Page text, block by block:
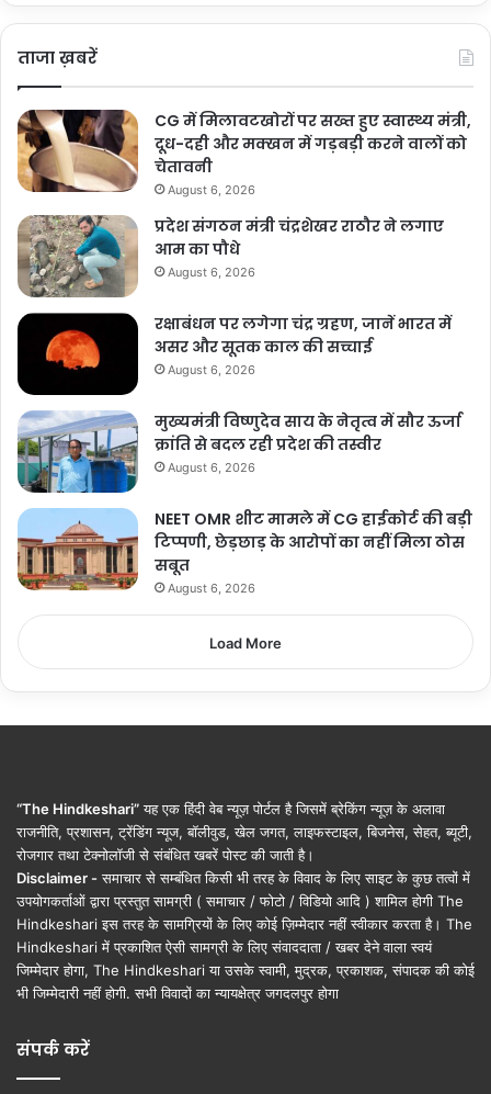
ताजा ख़बरें
CG में मिलावटखोरों पर सख्त हुए स्वास्थ्य मंत्री,
दूध-दही और मक्खन में गड़बड़ी करने वालों को
चेतावनी
August 6, 2026
प्रदेश संगठन मंत्री चंद्रशेखर राठौर ने लगाए
आम का पौधे
August 6, 2026
रक्षाबंधन पर लगेगा चंद्र ग्रहण, जानें भारत में
असर और सूतक काल की सच्चाई
August 6, 2026
मुख्यमंत्री विष्णुदेव साय के नेतृत्व में सौर ऊर्जा
क्रांति से बदल रही प्रदेश की तस्वीर
August 6, 2026
NEET OMR शीट मामले में CG हाईकोर्ट की बड़ी
टिप्पणी, छेड़छाड़ के आरोपों का नहीं मिला ठोस
सबूत
August 6, 2026
Load More
“The Hindkeshari”यह एक हिंदी वेब न्यूज़ पोर्टल है जिसमें ब्रेकिंग न्यूज़ के अलावा
राजनीति, प्रशासन, ट्रेंडिंग न्यूज, बॉलीवुड, खेल जगत, लाइफस्टाइल, बिजनेस, सेहत, ब्यूटी,
रोजगार तथा टेक्नोलॉजी से संबंधित खबरें पोस्ट की जाती है।
Disclaimer - समाचार से सम्बंधित किसी भी तरह के विवाद के लिए साइट के कुछ तत्वों में
उपयोगकर्ताओं द्वारा प्रस्तुत सामग्री ( समाचार / फोटो / विडियो आदि ) शामिल होगी The
Hindkeshari इस तरह के सामग्रियों के लिए कोई ज़िम्मेदार नहीं स्वीकार करता है। The
Hindkeshari में प्रकाशित ऐसी सामग्री के लिए संवाददाता / खबर देने वाला स्वयं
जिम्मेदार होगा, The Hindkeshari या उसके स्वामी, मुद्रक, प्रकाशक, संपादक की कोई
भी जिम्मेदारी नहीं होगी. सभी विवादों का न्यायक्षेत्र जगदलपुर होगा
संपर्क करें